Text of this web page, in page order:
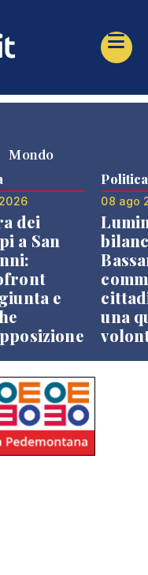
Mondo
dei
a San
e
Politica
08 ago
una